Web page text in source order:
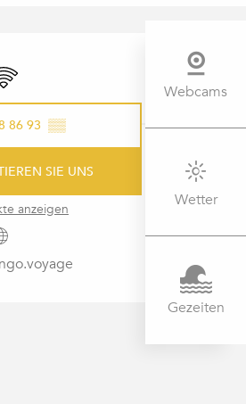
Webcams
Wetter
Gezeiten
&
Fi
86 93 ▒▒
SIE UNS
anzeigen